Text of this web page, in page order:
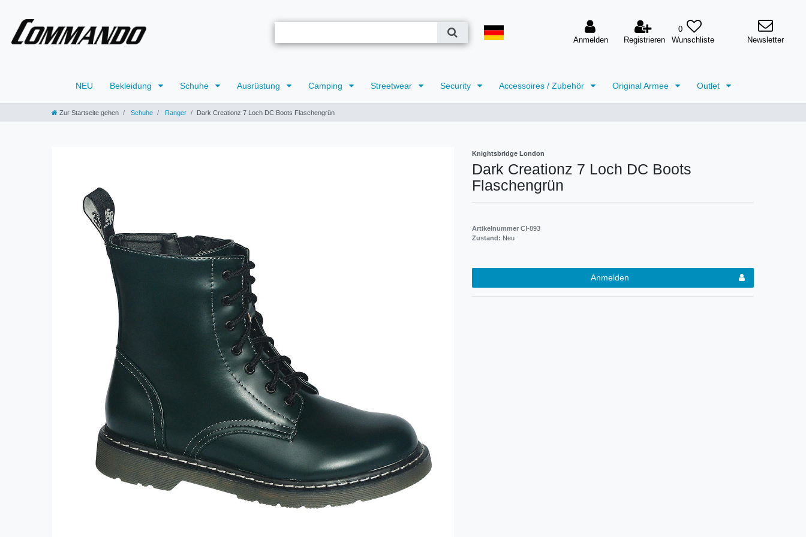
Anmelden Registrieren
0
Newsletter
NEU Bekleidung Schuhe Ausrüstung Camping Streetwear Security Accessoires / Zubehör Original Armee Outlet
Zur Startseite gehen Schuhe Ranger Dark Creationz 7 Loch DC Boots Flaschengrün
Knightsbridge London
Dark Creationz 7 Loch DC Boots
Flaschengrün
Artikelnummer CI-893
Zustand: Neu
Anmelden